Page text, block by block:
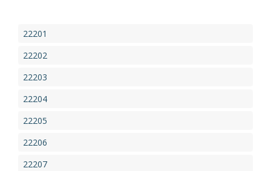
22201
22202
22203
22204
22205
22206
22207